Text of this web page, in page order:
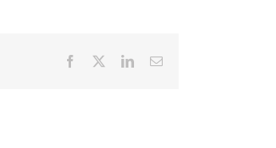
Facebook LinkedInEmail